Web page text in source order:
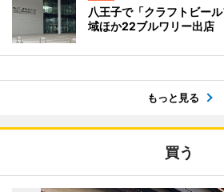
八王子で「クラフトビー
域ほか22ブルワリー出店
もっと見る
買う